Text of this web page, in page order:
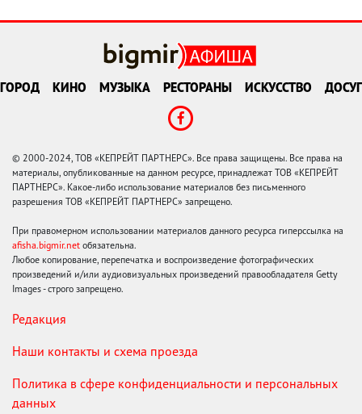
ГОРОД КИНО МУЗЫКА РЕСТОРАНЫ ИСКУССТВО ДОСУГ
© 2000-2024, ТОВ «КЕПРЕЙТ ПАРТНЕРС». Все права защищены. Все права на
материалы, опубликованные на данном ресурсе, принадлежат ТОВ «КЕПРЕЙТ
ПАРТНЕРС». Какое-либо использование материалов без письменного
разрешения ТОВ «КЕПРЕЙТ ПАРТНЕРС» запрещено.
При правомерном использовании материалов данного ресурса гиперссылка на
afisha.bigmir.net обязательна.
Любое копирование, перепечатка и воспроизведение фотографических
произведений и/или аудиовизуальных произведений правообладателя Getty
Images - строго запрещено.
Редакция
Наши контакты и схема проезда
Политика в сфере конфиденциальности и персональных
данных